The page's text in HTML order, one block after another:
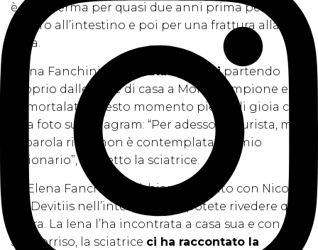
è stata ferma per quasi due anni prima per un
cancro all’intestino e poi per una frattura alla
tibia.
Elena Fanchini è ritornata sugli scipartendo
proprio dalle piste di casa a Montecampione e ha
immortalato questo momento pieno di gioia con
una foto su Instagram: “Per adesso da turista, ma
la parola ritiro non è contemplata dal mio
dizionario”, ha detto la sciatrice.
Di Elena Fanchini vi abbiamo parlato con Nicolò
De Devitiis nell’intervista che potete rivedere qui
sopra. La Iena l’ha incontrata a casa sua e con il
suo sorriso, la sciatrice ci ha raccontato la